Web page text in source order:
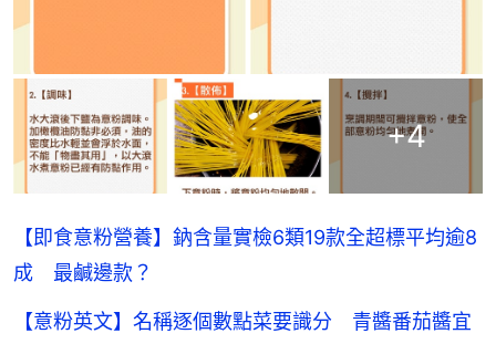
+4
【即食意粉營養】鈉含量實檢6類19款全超標平均逾8
成 最鹹邊款？
【意粉英文】名稱逐個數點菜要識分 青醬番茄醬宜